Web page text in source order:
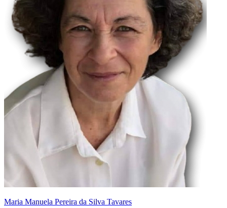
Maria Manuela Pereira da Silva Tavares